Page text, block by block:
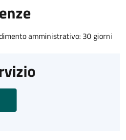
amministrativo: 30 giorni